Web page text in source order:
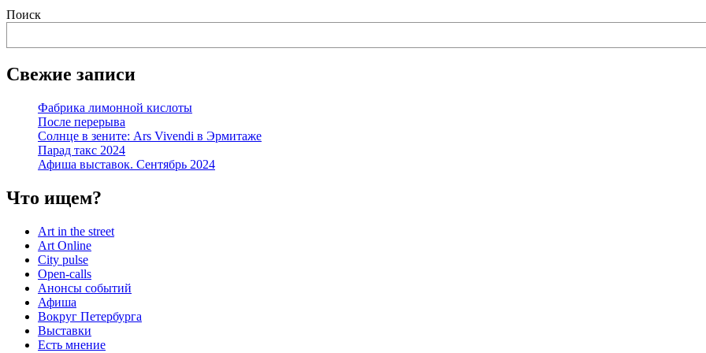
Поиск
Свежие записи
Фабрика лимонной кислоты
После перерыва
Солнце в зените: Ars Vivendi в Эрмитаже
Парад такс 2024
Афиша выставок. Сентябрь 2024
Что ищем?
Art in the street
Art Online
City pulse
Open-calls
Анонсы событий
Афиша
Вокруг Петербурга
Выставки
Есть мнение